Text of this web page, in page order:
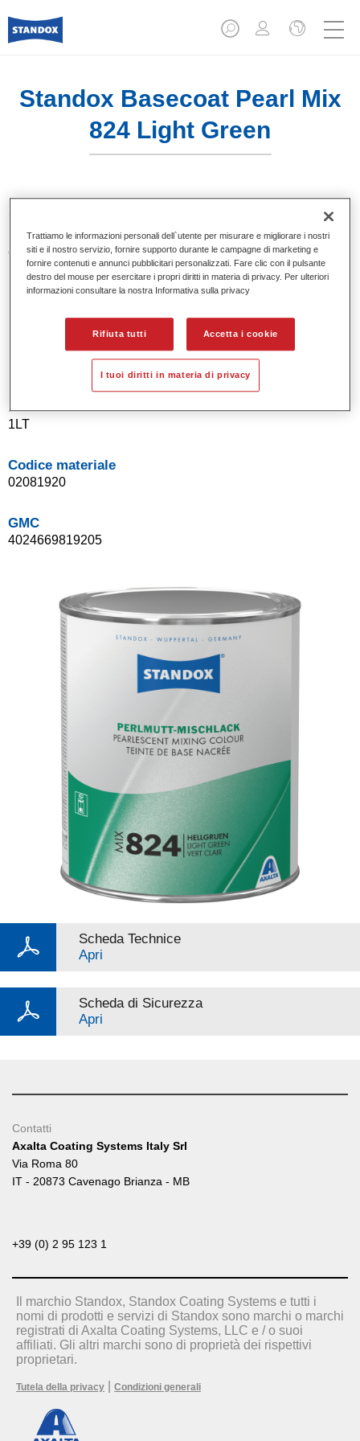
Standox Basecoat Pearl Mix
824 Light Green
Caratteristiche del prodotto
Eccezionale punto tinta.
Colori pastello, metallizzati e perlati.
Buona opacità.
Sistema di basi opache a solvente Standox.
Facile da sfumare.
Product Variant
1LT
Codice materiale
02081920
GMC
4024669819205
Scheda Technice
Apri
Scheda di Sicurezza
Apri
Contatti
Axalta Coating Systems Italy Srl
Via Roma 80
IT - 20873 Cavenago Brianza - MB
+39 (0) 2 95 123 1
Il marchio Standox, Standox Coating Systems e tutti i
nomi di prodotti e servizi di Standox sono marchi o marchi
registrati di Axalta Coating Systems, LLC e / o suoi
affiliati. Gli altri marchi sono di proprietà dei rispettivi
proprietari.
Tutela della privacy Condizioni generali
Trattiamo le informazioni personali dell`utente per misurare e migliorare i nostri
siti e il nostro servizio, fornire supporto durante le campagne di marketing e
fornire contenuti e annunci pubblicitari personalizzati. Fare clic con il pulsante
destro del mouse per esercitare i propri diritti in materia di privacy. Per ulteriori
informazioni consultare la nostra Informativa sulla privacy
Rifiuta tutti Accetta i cookie
I tuoi diritti in materia di privacy